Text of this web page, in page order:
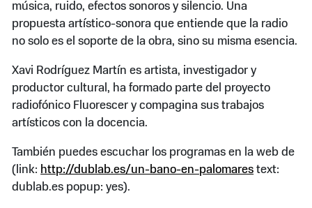
música, ruido, efectos sonoros y silencio. Una
propuesta artístico-sonora que entiende que la radio
no solo es el soporte de la obra, sino su misma esencia.
Xavi Rodríguez Martín es artista, investigador y
productor cultural, ha formado parte del proyecto
radiofónico Fluorescer y compagina sus trabajos
artísticos con la docencia.
También puedes escuchar los programas en la web de
(link: http://dublab.es/un-bano-en-palomares text:
dublab.es popup: yes).